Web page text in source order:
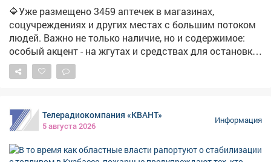
повысит долю работающих АЗС. Запас топлива для
уборочной кампании уже сформирован, утверждён
чёткий график поставок.
🔷Уже размещено 3459 аптечек в магазинах,
соцучреждениях и других местах с большим потоком
людей. Важно не только наличие, но и содержимое:
особый акцент - на жгутах и средствах для остановки
кровотечений. ➡️Параллельно продолжаем
мониторинг укрытий. На фото - укрытия в
Телерадиокомпания «КВАНТ»
5 августа 2026
Информация